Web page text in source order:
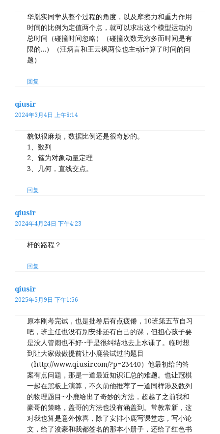
华胤实同学从整个过程的角度，以及摩擦力和重力作用
时间的比例为定值两个点，就可以求出这个模型运动的
总时间（碰撞时间忽略）（碰撞次数无穷多而时间是有
限的…）（汪炳言和王云枫两位也主动计算了时间的问
题）
回复
qiusir
2024年3月4日 上午8:14
貌似很麻烦，数据比例还是很奇妙的。
1、数列
2、箍为对象动量定理
3、几何，直线交点。
回复
qiusir
2024年4月24日 下午4:23
杆的路程？
回复
qiusir
2025年5月9日 下午1:56
原本刚考完试，也是批卷后有点疲倦，10班第五节自习
吧，班主任也没有别安排还有自己的课，但担心孩子要
是没人管闹也不好···于是很纠结地去上水课了。临时想
到让大家做做提前让小鹿尝试过的题目
（http://www.qiusir.com/?p=23440）他最初给的答
案有点问题，那是一道最近知识汇总的难题。也让冠棋
一起在黑板上演算，不久前他推荐了一道同样涉及数列
的物理题目···小鹿给出了奇妙的方法，超越了之前我和
豪哥的策略，盖哥的方法也没有涵盖到。常教常新，这
对我也算是意外惊喜，除了安排小鹿写课堂志，写小论
文，给了浚豪和我都签名的那本小册子，还给了红色书